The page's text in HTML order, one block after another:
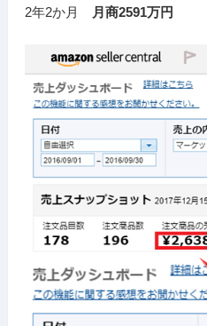
2年2か月
月商2591万円